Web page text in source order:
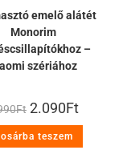
emelő alátét
Monorim
–
szériához
Ft 2.090Ft
teszem